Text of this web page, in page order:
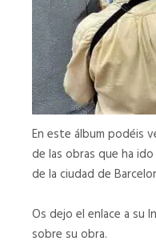
En este álbum podéis
de las obras que ha
de la ciudad de
Os dejo el enlace a su
sobre su obra.